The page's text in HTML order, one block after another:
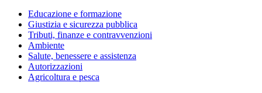
Educazione e formazione
Giustizia e sicurezza pubblica
Tributi, finanze e contravvenzioni
Ambiente
Salute, benessere e assistenza
Autorizzazioni
Agricoltura e pesca